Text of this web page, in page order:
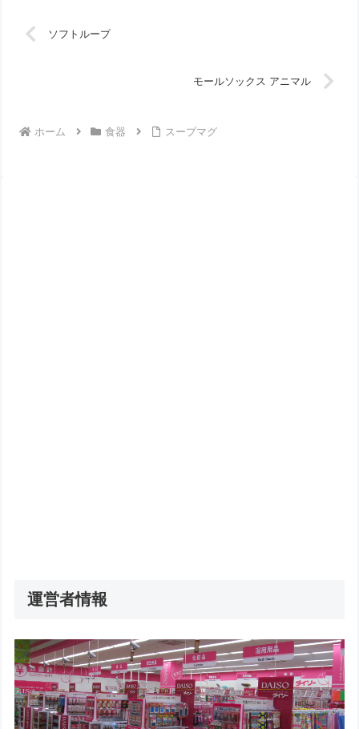
ソフトループ
モールソックス アニマル
ホーム 食器 スープマグ
運営者情報